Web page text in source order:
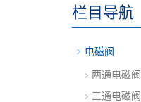
栏目导航
电磁阀
两通电磁阀
三通电磁阀